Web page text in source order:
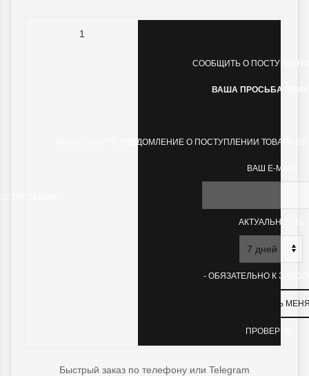
СООБЩИТЬ О
ВАША ПРОСЬБА
ВЫ ПОЛУЧИТЕ УВЕДОМЛЕНИЕ О ПОСТУПЛЕНИИ ТОВАРА В
ВАШ E-MAIL
АКТУАЛЬНОСТЬ
- ОБЯЗАТЕЛЬНО К
ПРОВЕРКА...
Быстрый заказ по телефону или Telegram